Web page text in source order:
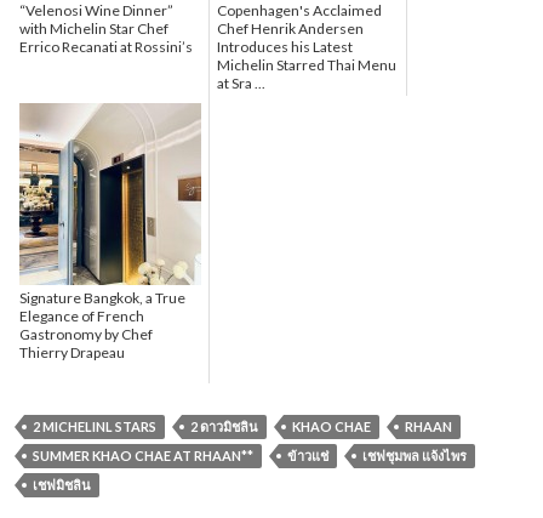
“Velenosi Wine Dinner”
with Michelin Star Chef
Errico Recanati at Rossini’s
Copenhagen's Acclaimed
Chef Henrik Andersen
Introduces his Latest
Michelin Starred Thai Menu
at Sra ...
Signature Bangkok, a True
Elegance of French
Gastronomy by Chef
Thierry Drapeau
2 MICHELINL STARS 2 ดาวมิชลิน KHAO CHAE
RHAAN
SUMMER KHAO CHAE AT RHAAN**
ข้าวแช่
เชฟชุมพล แจ้งไพร
เชฟมิชลิน